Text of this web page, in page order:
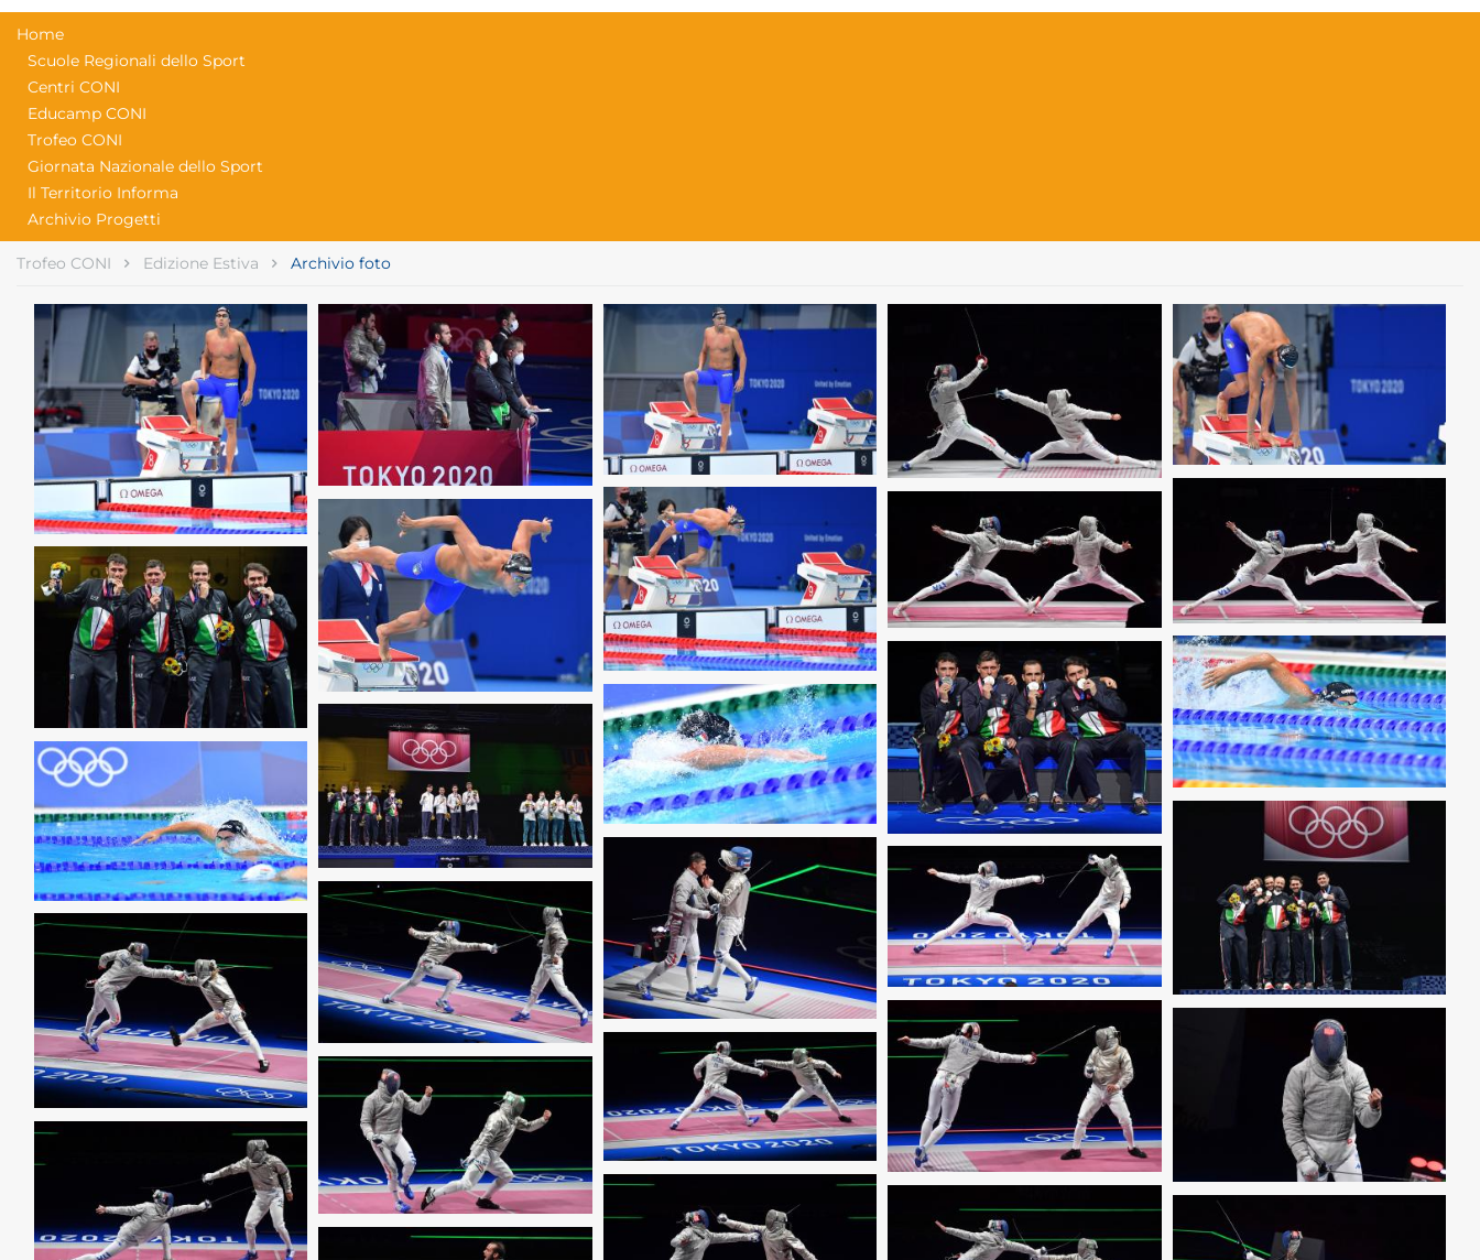
Home
Scuole Regionali dello Sport
Centri CONI
Educamp CONI
Trofeo CONI
Giornata Nazionale dello Sport
Il Territorio Informa
Archivio Progetti
Trofeo CONI Edizione Estiva Archivio foto